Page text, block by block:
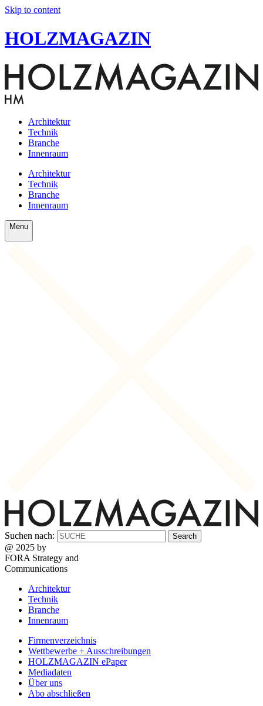
Skip to content
HOLZMAGAZIN
Architektur
Technik
Branche
Innenraum
Architektur
Technik
Branche
Innenraum
Menu
Suchen nach:
@ 2025 by
FORA Strategy and
Communications
Architektur
Technik
Branche
Innenraum
Firmenverzeichnis
Wettbewerbe + Ausschreibungen
HOLZMAGAZIN ePaper
Mediadaten
Über uns
Abo abschließen